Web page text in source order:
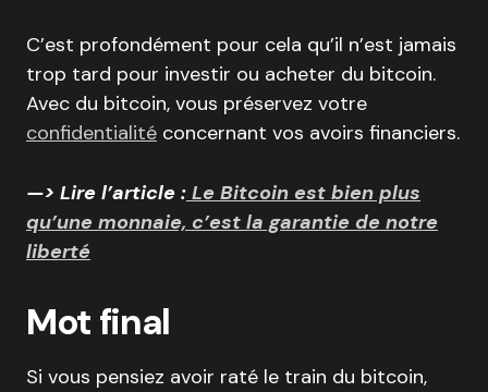
C’est profondément pour cela qu’il n’est jamais
trop tard pour investir ou acheter du bitcoin.
Avec du bitcoin, vous préservez votre
confidentialité concernant vos avoirs financiers.
—> Lire l’article : Le Bitcoin est bien plus
qu’une monnaie, c’est la garantie de notre
liberté
Mot final
Si vous pensiez avoir raté le train du bitcoin,